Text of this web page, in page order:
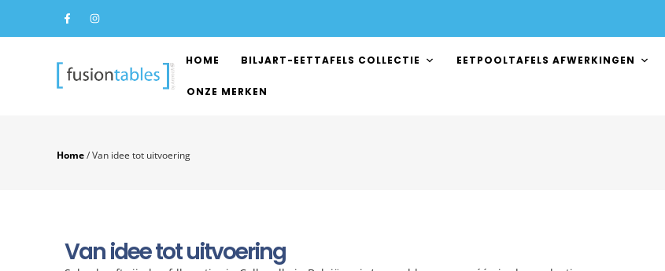
HOME BILJART-EETTAFELS COLLECTIE EETPOOLTAFELS AFWERKINGEN
ONZE MERKEN
Home/Van idee tot uitvoering
Van idee tot uitvoering